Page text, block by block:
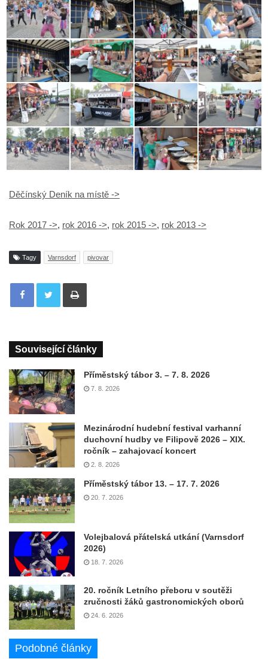
Děčínský Deník na místě ->
Rok 2017 ->, rok 2016 ->, rok 2015 ->, rok 2013 ->
Tagy Varnsdorf pivovar
Tisknout
Související články
Příměstský tábor 3. – 7. 8. 2026
7. 8. 2026
Mezinárodní hudební festival varhanní
duchovní hudby ve Filipově 2026 – XIX.
ročník – zahajovací koncert
2. 8. 2026
Příměstský tábor 13. – 17. 7. 2026
20. 7. 2026
Volejbalová přátelská utkání (Varnsdorf
2026)
18. 7. 2026
20. ročník Letního přeboru v soutěži
zručnosti žáků gastronomických oborů
24. 6. 2026
Podobné články